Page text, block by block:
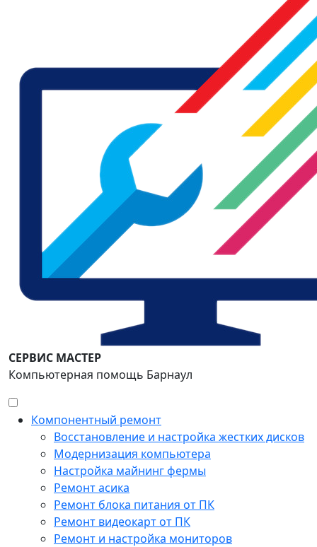
СЕРВИС МАСТЕР
Компьютерная помощь Барнаул
Компонентный ремонт
Восстановление и настройка жестких дисков
Модернизация компьютера
Настройка майнинг фермы
Ремонт асика
Ремонт блока питания от ПК
Ремонт видеокарт от ПК
Ремонт и настройка мониторов